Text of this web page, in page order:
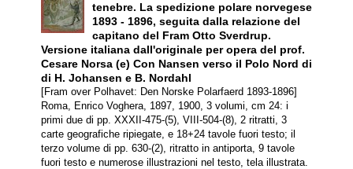
tenebre. La spedizione polare norvegese
1893 - 1896, seguita dalla relazione del
capitano del Fram Otto Sverdrup.
Versione italiana dall'originale per opera del prof.
Cesare Norsa (e) Con Nansen verso il Polo Nord di
di H. Johansen e B. Nordahl
[Fram over Polhavet: Den Norske Polarfaerd 1893-1896]
Roma, Enrico Voghera, 1897, 1900, 3 volumi, cm 24: i
primi due di pp. XXXII-475-(5), VIII-504-(8), 2 ritratti, 3
carte geografiche ripiegate, e 18+24 tavole fuori testo; il
terzo volume di pp. 630-(2), ritratto in antiporta, 9 tavole
fuori testo e numerose illustrazioni nel testo, tela illustrata.